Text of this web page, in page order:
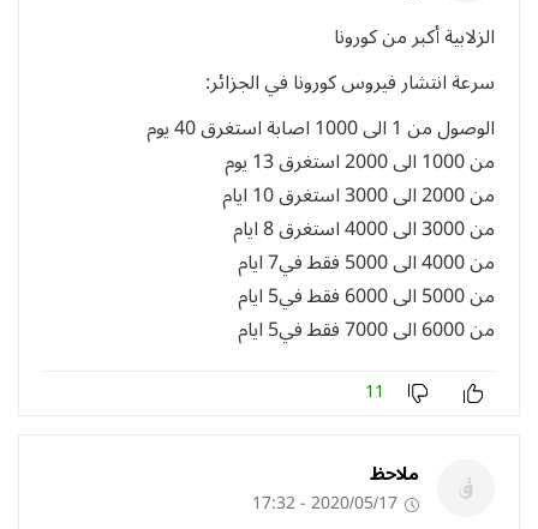
الزلابية أكبر من كورونا
‏سرعة انتشار فيروس كورونا في الجزائر:
الوصول من 1 الى 1000 اصابة استغرق 40 يوم
من 1000 الى 2000 استغرق 13 يوم
من 2000 الى 3000 استغرق 10 ايام
من 3000 الى 4000 استغرق 8 ايام
من 4000 الى 5000 فقط في7 ايام
من 5000 الى 6000 فقط في5 ايام
من 6000 الى 7000 فقط في5 ايام
11
ملاحظ
2020/05/17 - 17:32